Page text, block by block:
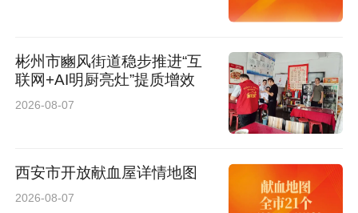
落，为靖边县精神文明建设注入源源不断的基层
彬州市豳风街道稳步推进“互
联网+AI明厨亮灶”提质增效
2026-08-07
西安市开放献血屋详情地图
2026-08-07